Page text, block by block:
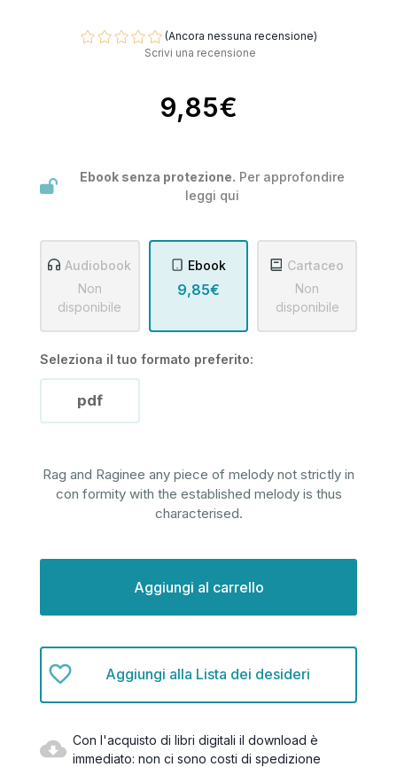
(Ancora nessuna recensione)
Scrivi una recensione
9,85€
Ebook senza protezione. Per approfondire
leggi qui
Audiobook
Non
disponibile
Ebook
9,85€
Cartaceo
Non
disponibile
Seleziona il tuo formato preferito:
pdf
Rag and Raginee any piece of melody not strictly in
con formity with the established melody is thus
characterised.
Aggiungi alla Lista dei desideri
Con l'acquisto di libri digitali il download è
immediato: non ci sono costi di spedizione